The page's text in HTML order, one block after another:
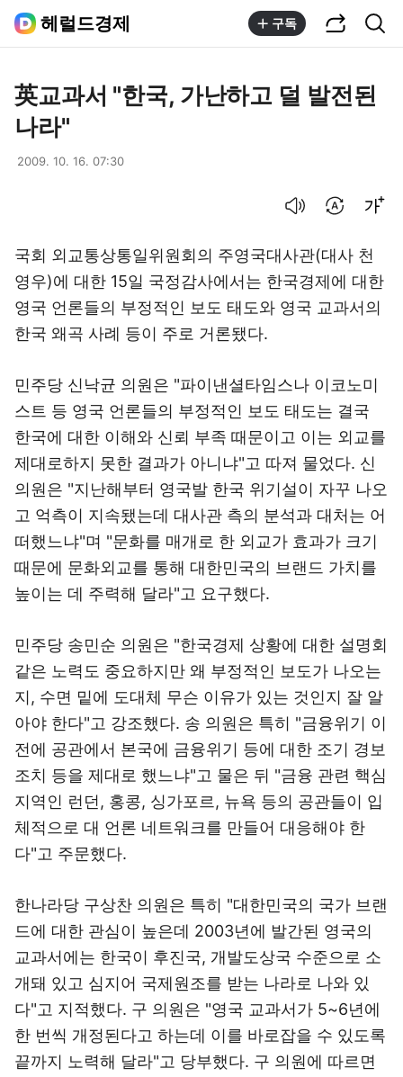
헤럴드경제 구독
英교과서 "한국, 가난하고 덜 발전된
나라"
2009. 10. 16. 07:30
국회 외교통상통일위원회의 주영국대사관(대사 천
영우)에 대한 15일 국정감사에서는 한국경제에 대한
영국 언론들의 부정적인 보도 태도와 영국 교과서의
한국 왜곡 사례 등이 주로 거론됐다.
민주당 신낙균 의원은 "파이낸셜타임스나 이코노미
스트 등 영국 언론들의 부정적인 보도 태도는 결국
한국에 대한 이해와 신뢰 부족 때문이고 이는 외교를
제대로하지 못한 결과가 아니냐"고 따져 물었다. 신
의원은 "지난해부터 영국발 한국 위기설이 자꾸 나오
고 억측이 지속됐는데 대사관 측의 분석과 대처는 어
떠했느냐"며 "문화를 매개로 한 외교가 효과가 크기
때문에 문화외교를 통해 대한민국의 브랜드 가치를
높이는 데 주력해 달라"고 요구했다.
민주당 송민순 의원은 "한국경제 상황에 대한 설명회
같은 노력도 중요하지만 왜 부정적인 보도가 나오는
지, 수면 밑에 도대체 무슨 이유가 있는 것인지 잘 알
아야 한다"고 강조했다. 송 의원은 특히 "금융위기 이
전에 공관에서 본국에 금융위기 등에 대한 조기 경보
조치 등을 제대로 했느냐"고 물은 뒤 "금융 관련 핵심
지역인 런던, 홍콩, 싱가포르, 뉴욕 등의 공관들이 입
체적으로 대 언론 네트워크를 만들어 대응해야 한
다"고 주문했다.
한나라당 구상찬 의원은 특히 "대한민국의 국가 브랜
드에 대한 관심이 높은데 2003년에 발간된 영국의
교과서에는 한국이 후진국, 개발도상국 수준으로 소
개돼 있고 심지어 국제원조를 받는 나라로 나와 있
다"고 지적했다. 구 의원은 "영국 교과서가 5~6년에
한 번씩 개정된다고 하는데 이를 바로잡을 수 있도록
끝까지 노력해 달라"고 당부했다. 구 의원에 따르면